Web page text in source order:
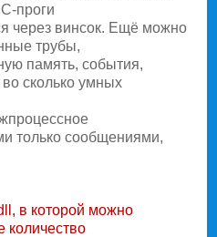
проги
через винсок. Ещё можно
трубы,
память, события,
сколько умных
только сообщениями,
в которой можно
количество